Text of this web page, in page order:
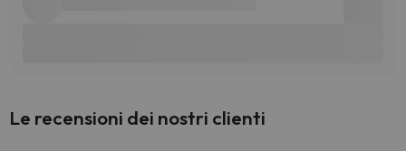
Le recensioni dei nostri clienti